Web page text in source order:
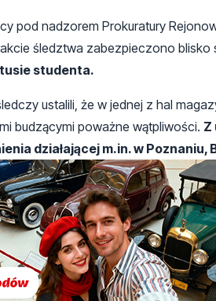
pod nadzorem Prokuratury
śledztwa zabezpieczono blisko
studenta.
ustalili, że w jednej z hal
budzącymi poważne wątpliwości. Z
działającej m.in. w Poznaniu,